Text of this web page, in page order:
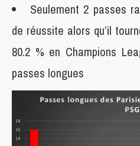
Seulement 2 passes
de réussite alors qu’il
80.2 % en Champions
passes longues